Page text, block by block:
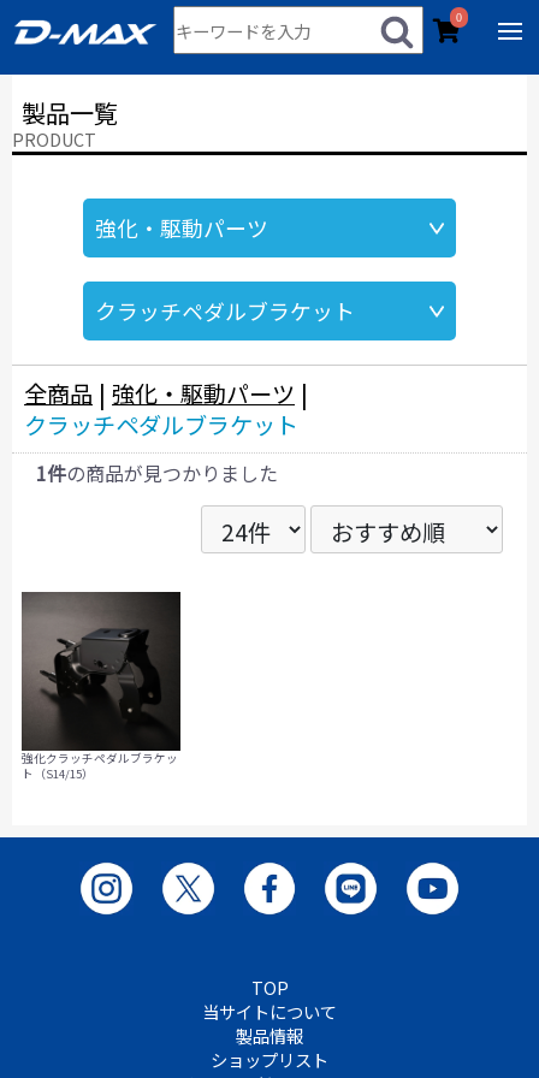
0
製品一覧
PRODUCT
全商品 | 強化・駆動パーツ |
クラッチペダルブラケット
1件の商品が見つかりました
強化クラッチペダルブラケッ
ト（S14/15）
TOP
当サイトについて
製品情報
ショップリスト